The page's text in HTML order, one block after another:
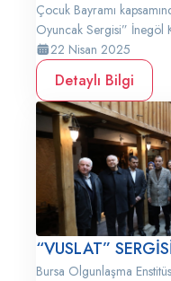
Çocuk Bayramı
Oyuncak Sergisi” İnegöl
22 Nisan 2025
Detaylı Bilgi
“VUSLAT”
Bursa Olgunlaşma